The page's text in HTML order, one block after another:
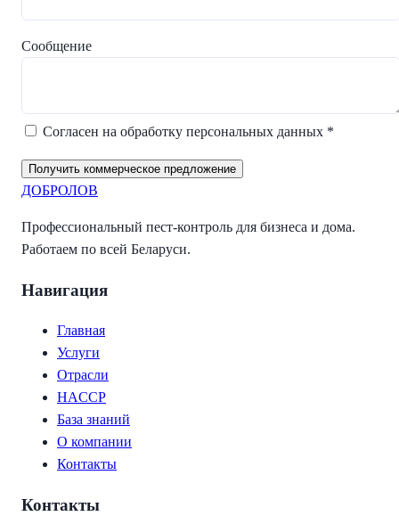
Сообщение
Согласен на обработку персональных данных *
Получить коммерческое предложение
ДОБРОЛОВ
Профессиональный пест-контроль для бизнеса и дома.
Работаем по всей Беларуси.
Навигация
Главная
Услуги
Отрасли
HACCP
База знаний
О компании
Контакты
Контакты